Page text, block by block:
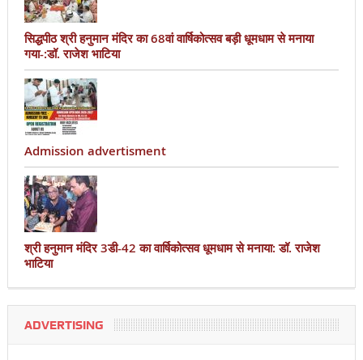
सिद्धपीठ श्री हनुमान मंदिर का 68वां वार्षिकोत्सव बड़ी धूमधाम से मनाया
गया-:डॉ. राजेश भाटिया
Admission advertisment
श्री हनुमान मंदिर 3डी-42 का वार्षिकोत्सव धूमधाम से मनाया: डॉ. राजेश
भाटिया
ADVERTISING